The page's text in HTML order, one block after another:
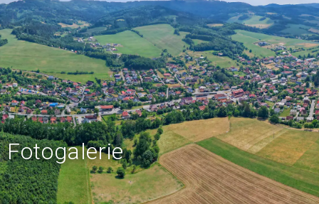
Fotogalerie